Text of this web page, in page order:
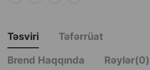
Təsviri
Təfərrüat
Brend Haqqında
Rəylər(0)